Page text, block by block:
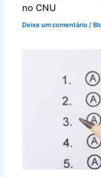
no CNU
Deixe um comentário /